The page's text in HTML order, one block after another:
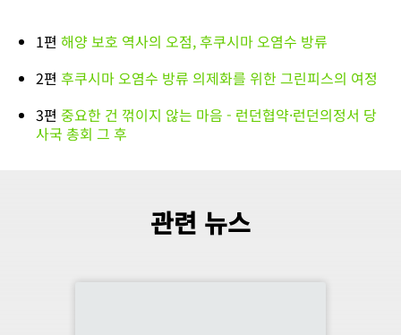
1편 해양 보호 역사의 오점, 후쿠시마 오염수 방류
2편 후쿠시마 오염수 방류 의제화를 위한 그린피스의 여정
3편 중요한 건 꺾이지 않는 마음 - 런던협약·런던의정서 당
사국 총회 그 후
관련 뉴스